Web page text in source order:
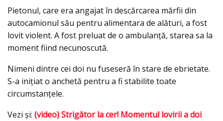
Pietonul, care era angajat în descărcarea mărfii din
autocamionul său pentru alimentara de alături, a fost
lovit violent. A fost preluat de o ambulanță, starea sa la
moment fiind necunoscută.
Nimeni dintre cei doi nu fuseseră în stare de ebrietate.
S-a inițiat o anchetă pentru a fi stabilite toate
circumstanțele.
Vezi și: (video) Strigător la cer! Momentul lovirii a doi